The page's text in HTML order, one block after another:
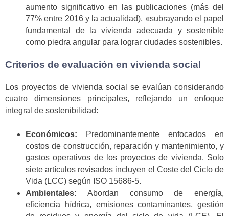
aumento significativo en las publicaciones (más del
77% entre 2016 y la actualidad), «subrayando el papel
fundamental de la vivienda adecuada y sostenible
como piedra angular para lograr ciudades sostenibles.
Criterios de evaluación en vivienda social
Los proyectos de vivienda social se evalúan considerando
cuatro dimensiones principales, reflejando un enfoque
integral de sostenibilidad:
Económicos: Predominantemente enfocados en
costos de construcción, reparación y mantenimiento, y
gastos operativos de los proyectos de vivienda. Solo
siete artículos revisados incluyen el Coste del Ciclo de
Vida (LCC) según ISO 15686-5.
Ambientales: Abordan consumo de energía,
eficiencia hídrica, emisiones contaminantes, gestión